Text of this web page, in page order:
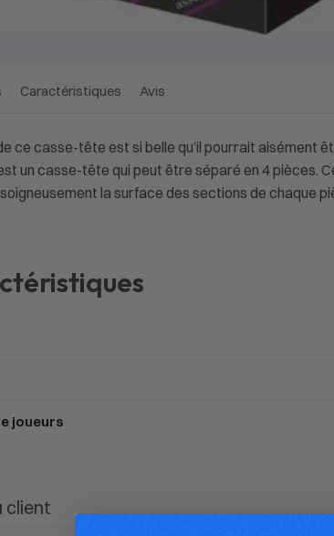
Caractéristiques Avis
ce casse-tête est si belle qu’il pourrait aisément
un casse-tête qui peut être séparé en 4 pièces.
la surface des sections de chaque
joueurs
client